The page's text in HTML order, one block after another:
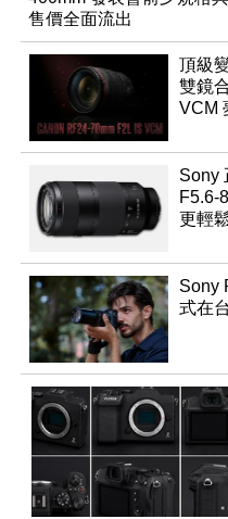
售價全面流出
頂級
雙鏡
VCM
Sony
F5.6-
更輕
Sony
式在